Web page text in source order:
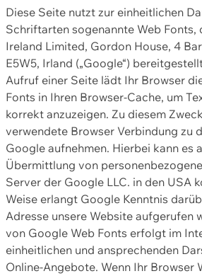
Diese Seite nutzt zur einheitlichen
Schriftarten sogenannte Web Fonts,
Ireland Limited, Gordon House, 4
E5W5, Irland („Google“)
Aufruf einer Seite lädt Ihr Browser
Fonts in Ihren Browser-Cache, um
korrekt anzuzeigen. Zu diesem
verwendete Browser Verbindung zu
Google aufnehmen. Hierbei kann es
Übermittlung von
Server der Google LLC. in den USA
Weise erlangt Google Kenntnis
Adresse unsere Website aufgerufen
von Google Web Fonts erfolgt im
einheitlichen und ansprechenden
Online-Angebote. Wenn Ihr Browser